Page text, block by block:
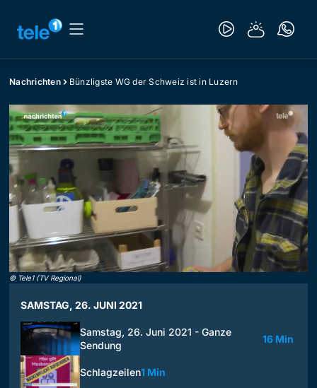
Nachrichten Bünzligste WG der Schweiz ist in Luzern
© Tele1 (TV Regional)
SAMSTAG, 26. JUNI 2021
Samstag, 26. Juni 2021 - Ganze
Sendung
16 Min
Schlagzeilen1 Min